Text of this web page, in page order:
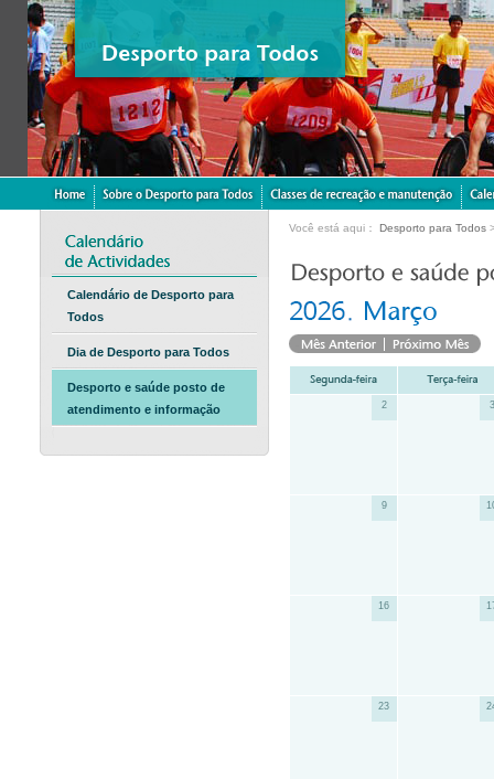
Calendário de Desporto para
Todos
Dia de Desporto para Todos
Desporto e saúde posto de
atendimento e informação
Você está aqui： Desporto para Todos
2 3
9
16
23